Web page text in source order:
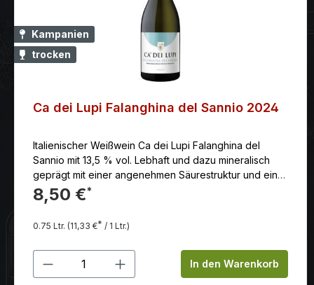
Kampanien
trocken
Ca dei Lupi Falanghina del Sannio 2024
Italienischer Weißwein Ca dei Lupi Falanghina del
Sannio mit 13,5 % vol. Lebhaft und dazu mineralisch
geprägt mit einer angenehmen Säurestruktur und einer
feinen Länge im Abgang.
8,50 €*
0.75 Ltr. (11,33 €* / 1 Ltr.)
Produkt Anzahl: Gib denIn den Warenkorb